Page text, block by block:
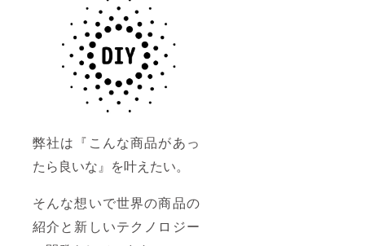
弊社は『こんな商品があっ
たら良いな』を叶えたい。
そんな想いで世界の商品の
紹介と新しいテクノロジー